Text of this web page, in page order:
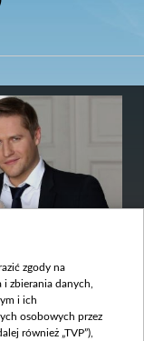
zgody na
zbierania danych,
i ich
osobowych przez
również „TVP”),